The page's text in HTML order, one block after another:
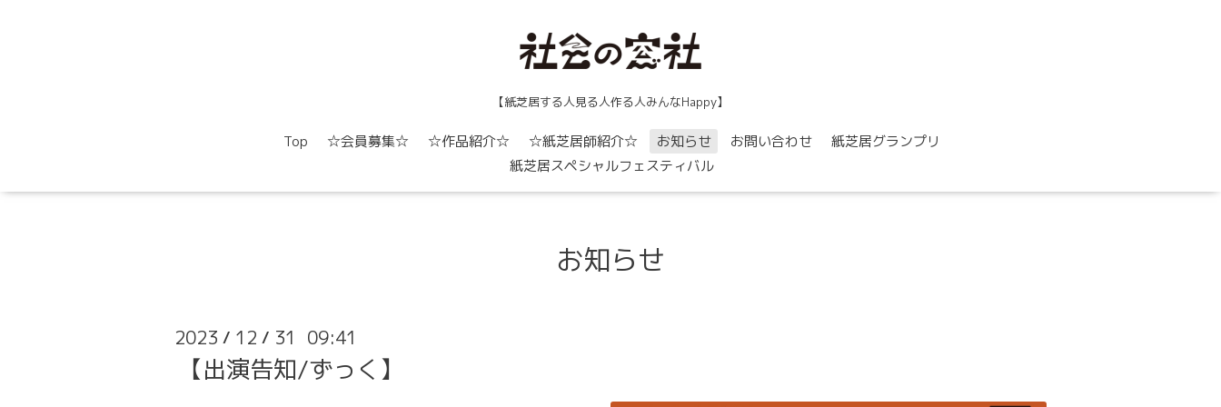
【紙芝居する人見る人作る人みんなHappy】
Top ☆会員募集☆ ☆作品紹介☆ ☆紙芝居師紹介☆ お知らせ お問い合わせ
紙芝居グランプリ
紙芝居スペシャルフェスティバル
お知らせ
2023 / 12 / 31 09:41
【出演告知/ずっく】